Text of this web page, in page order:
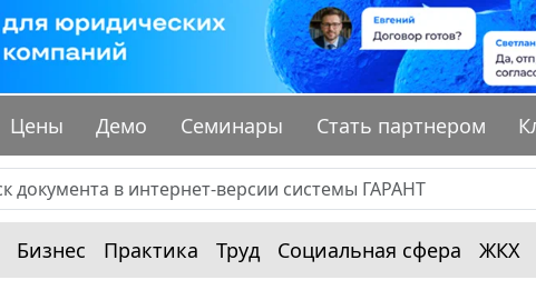
Цены Демо Семинары Стать партнером
Бизнес Практика Труд Социальная сфера ЖКХ